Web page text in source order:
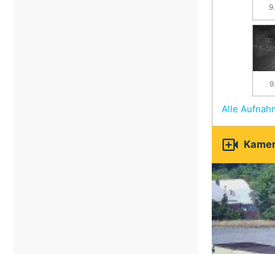
Alle
